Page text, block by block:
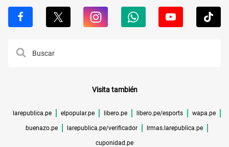
Visita también
larepublica.pe elpopular.pe libero.pe libero.pe/esports wapa.pe
buenazo.pe larepublica.pe/verificador lrmas.larepublica.pe
cuponidad.pe